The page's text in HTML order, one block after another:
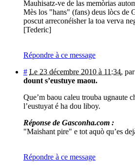
Mauhisatz-ve de las memòrias
Mès los "hans" (fans) deus lòcs de
poscut arreconéisher la toa verva
[Tederic]
Répondre à ce message
# Le 23 décembre 2010 à 11:34, par
dount s’eustuye maou.
Que’m baou caleu trouba ugnaute
l’eustuyat é ha dou liboy.
Réponse de Gasconha.com :
"Maishant pire" e tot aquò qu’es
Répondre à ce message